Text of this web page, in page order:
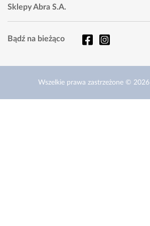
Sklepy Abra S.A.
Bądź na bieżąco
Wszelkie prawa zastrzeżone © 2026